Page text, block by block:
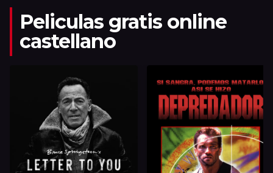
ha dedicado toda su vida.
Peliculas gratis online
castellano